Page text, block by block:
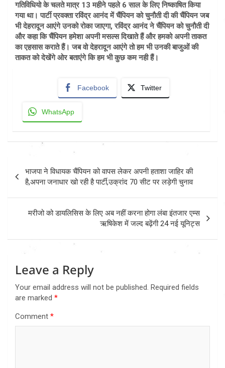
गतिविधियो के चलते मात्र 13 महीने पहले 6 साल के लिए निष्काषित किया
गया था। पार्टी प्रवक्ता रविंद्र आनंद में चैंपियन को चुनौती दी की चैंपियन जब
भी देहरादून आएंगे उनको रोका जाएगा, रविंद्र आनंद ने चैंपियन को चुनौती दी
और कहा कि चैंपियन हमेशा अपनी मसल्स दिखाते हैं और हमको अपनी ताकत
का एहसास कराते हैं। जब वो देहरादून आएंगे तो हम भी उनकी बाजुओं की
ताकत को देखेंगे ओर बताएंगे कि हम भी कुछ कम नही हैं।
Facebook Twitter
WhatsApp
navigation
भाजपा ने विधायक चैंपियन को वापस लेकर अपनी हताशा जाहिर की
है,अपना जनाधार खो रही है पार्टी,उक्रांद 70 सीट पर लड़ेगी चुनाव
मरीजो को डायलिसिस के लिए अब नहीं करना होगा लंबा इंतजार एम्स
ऋषिकेश में जल्द बढ़ेंगी 24 नई यूनिट्स
Leave a Reply
Your email address will not be published. Required fields
are marked *
Comment *